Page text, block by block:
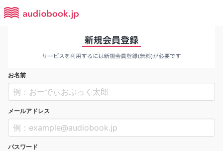
お名前
メールアドレス
パスワード